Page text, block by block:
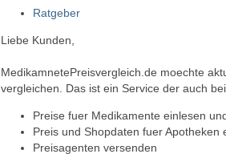
Ratgeber
Liebe Kunden,
MedikamnetePreisvergleich.de moechte
vergleichen. Das ist ein Service der auch
Preise fuer Medikamente einlesen
Preis und Shopdaten fuer Apotheken
Preisagenten versenden